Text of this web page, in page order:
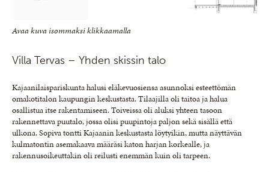
Avaa kuva isommaksi klikkaamalla
Villa Tervas – Yhden skissin talo
Kajaanilaispariskunta halusi eläkevuosiensa asunnoksi esteettömän
omakotitalon kaupungin keskustasta. Tilaajilla oli taitoa ja halua
osallistua itse rakentamiseen. Toiveissa oli aluksi yhteen tasoon
rakennettava puutalo, jossa olisi puupintoja paljon sekä sisällä että
ulkona. Sopiva tontti Kajaanin keskustasta löytyikin, mutta näyttävän
kulmatontin asemakaava määräsi katon harjan korkealle, ja
rakennusoikeuttakin oli reilusti enemmän kuin oli tarpeen.